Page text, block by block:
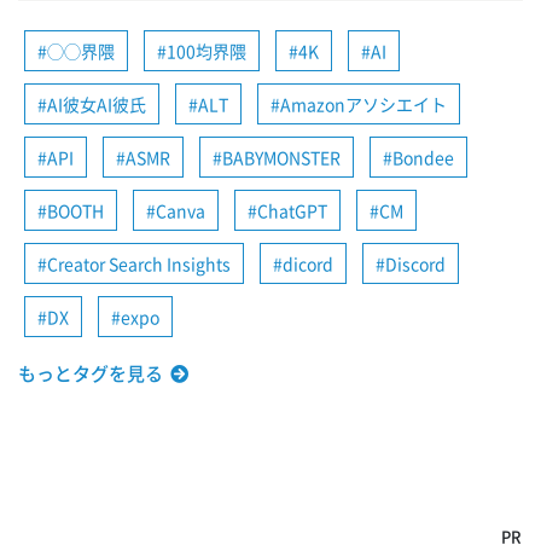
◯◯界隈 100均界隈 4K AI
AI彼女AI彼氏 ALT Amazonアソシエイト
API ASMR BABYMONSTER Bondee
BOOTH Canva ChatGPT CM
Creator Search Insights dicord Discord
DX expo
もっとタグを見る
PR